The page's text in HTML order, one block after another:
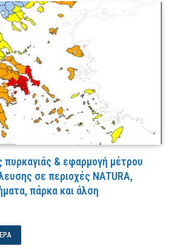
πυρκαγιάς & εφαρμογή μέτρου
σε περιοχές NATURA,
πάρκα και άλση